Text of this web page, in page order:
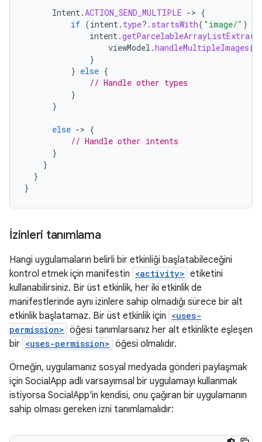
Intent.ACTION_SEND_MULTIPLE -> {
if (intent. type?. startsWith( "image/" )
intent.getParcelableArrayListExtra(
viewModel .handleMultipleImages(
}
} else {
// Handle other types
}
}
else -> {
// Handle other intents
}
}
}
}
İzinleri tanımlama
Hangi uygulamaların belirli bir etkinliği başlatabileceğini
kontrol etmek için manifestin <activity> etiketini
kullanabilirsiniz. Bir üst etkinlik, her iki etkinlik de
manifestlerinde aynı izinlere sahip olmadığı sürece bir alt
etkinlik başlatamaz. Bir üst etkinlik için <uses-
permission> öğesi tanımlarsanız her alt etkinlikte eşleşen
bir <uses-permission> öğesi olmalıdır.
Örneğin, uygulamanız sosyal medyada gönderi paylaşmak
için SocialApp adlı varsayımsal bir uygulamayı kullanmak
istiyorsa SocialApp'in kendisi, onu çağıran bir uygulamanın
sahip olması gereken izni tanımlamalıdır: